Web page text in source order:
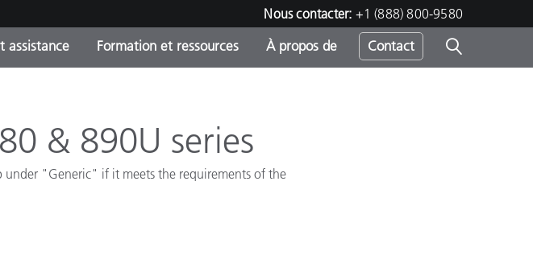
Nous contacter: +1 (888) 800-9580
Promotions et Ventes Flash
Online Store
assistance Formation et ressources À propos de Contact
& 890U series
under "Generic" if it meets the requirements of the